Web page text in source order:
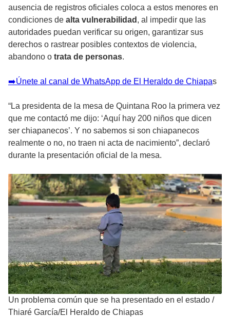
ausencia de registros oficiales coloca a estos menores en
condiciones de alta vulnerabilidad , al impedir que las
autoridades puedan verificar su origen, garantizar sus
derechos o rastrear posibles contextos de violencia,
abandono o trata de personas.
➡️Únete al canal de WhatsApp de El Heraldo de Chiapas
“La presidenta de la mesa de Quintana Roo la primera vez
que me contactó me dijo: ‘Aquí hay 200 niños que dicen
ser chiapanecos’. Y no sabemos si son chiapanecos
realmente o no, no traen ni acta de nacimiento”, declaró
durante la presentación oficial de la mesa.
Un problema común que se ha presentado en el estado /
Thiaré García/El Heraldo de Chiapas